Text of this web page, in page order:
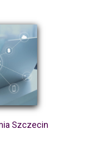
Szczecin